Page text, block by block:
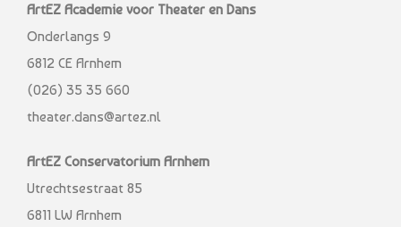
ArtEZ Academie voor Theater en Dans
Onderlangs 9
6812 CE Arnhem
(026) 35 35 660
theater.dans@artez.nl
ArtEZ Conservatorium Arnhem
Utrechtsestraat 85
6811 LW Arnhem